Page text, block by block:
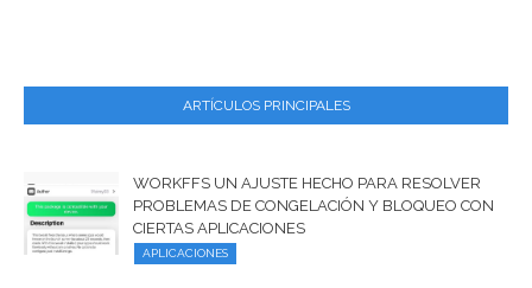
ARTÍCULOS PRINCIPALES
WORKFFS UN AJUSTE HECHO PARA RESOLVER
PROBLEMAS DE CONGELACIÓN Y BLOQUEO CON
CIERTAS APLICACIONES
APLICACIONES